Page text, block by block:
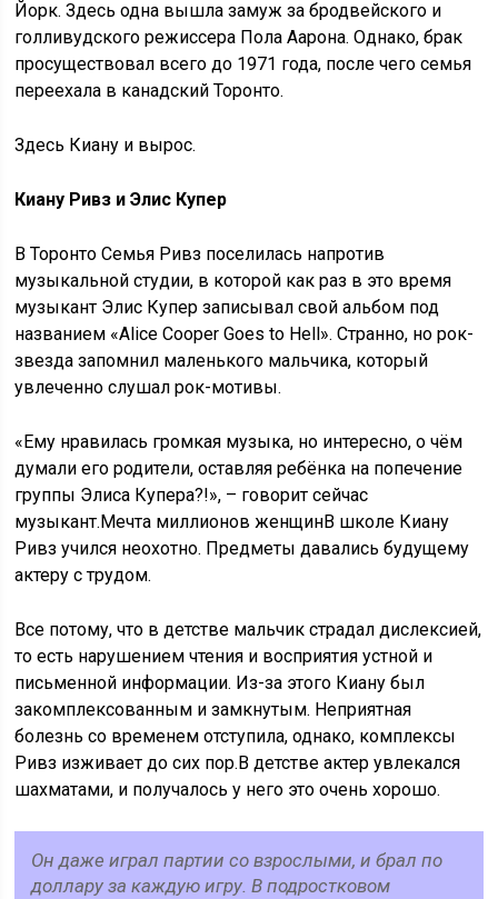
Йорк. Здесь одна вышла замуж за бродвейского и
голливудского режиссера Пола Аарона. Однако, брак
просуществовал всего до 1971 года, после чего семья
переехала в канадский Торонто.
Здесь Киану и вырос.
Киану Ривз и Элис Купер
В Торонто Семья Ривз поселилась напротив
музыкальной студии, в которой как раз в это время
музыкант Элис Купер записывал свой альбом под
названием «Alice Cooper Goes to Hell». Странно, но рок-
звезда запомнил маленького мальчика, который
увлеченно слушал рок-мотивы.
«Ему нравилась громкая музыка, но интересно, о чём
думали его родители, оставляя ребёнка на попечение
группы Элиса Купера?!», – говорит сейчас
музыкант.Мечта миллионов женщинВ школе Киану
Ривз учился неохотно. Предметы давались будущему
актеру с трудом.
Все потому, что в детстве мальчик страдал дислексией,
то есть нарушением чтения и восприятия устной и
письменной информации. Из-за этого Киану был
закомплексованным и замкнутым. Неприятная
болезнь со временем отступила, однако, комплексы
Ривз изживает до сих пор.В детстве актер увлекался
шахматами, и получалось у него это очень хорошо.
Он даже играл партии со взрослыми, и брал по
доллару за каждую игру. В подростковом